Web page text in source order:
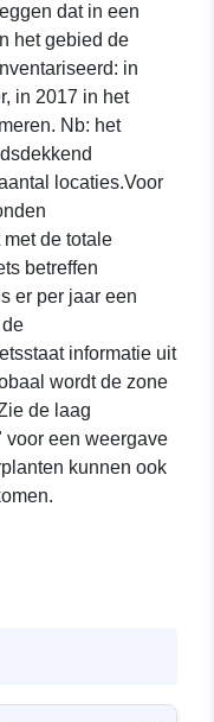
dat in een
het gebied de
in
in 2017 in het
Nb: het
locaties.Voor
de totale
betreffen
er per jaar een
informatie uit
wordt de zone
de laag
een weergave
kunnen ook